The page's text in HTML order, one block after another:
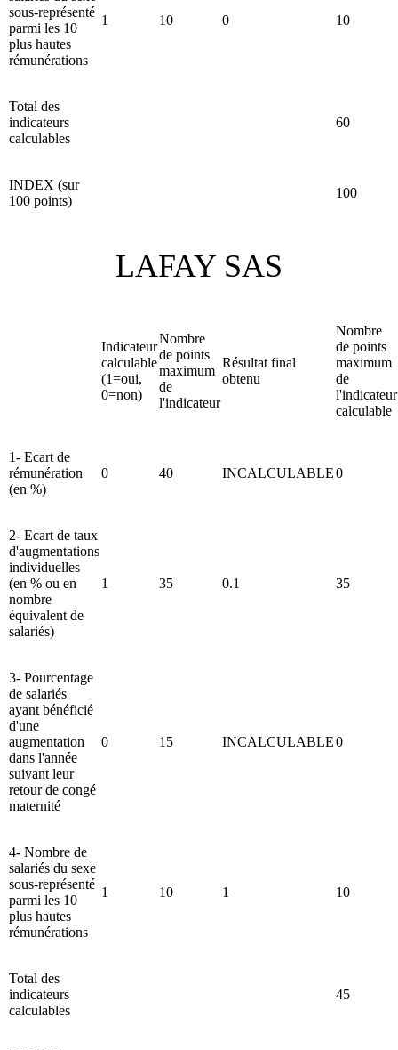
sous-représenté
parmi les 10
plus hautes
rémunérations
1 10 0 10
Total des
indicateurs
calculables
60
INDEX (sur
100 points)
100
LAFAY SAS
Indicateur
calculable
(1=oui,
0=non)
Nombre
de points
maximum
de
l'indicateur
Résultat final
obtenu
Nombre
de points
maximum
de
l'indicateur
calculable
1- Ecart de
rémunération
(en %)
0 40 INCALCULABLE0
2- Ecart de taux
d'augmentations
individuelles
(en % ou en
nombre
équivalent de
salariés)
1 35 0.1 35
3- Pourcentage
de salariés
ayant bénéficié
d'une
augmentation
dans l'année
suivant leur
retour de congé
maternité
0 15 INCALCULABLE0
4- Nombre de
salariés du sexe
sous-représenté
parmi les 10
plus hautes
rémunérations
1 10 1 10
Total des
indicateurs
calculables
45